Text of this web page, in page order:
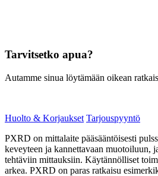
Tarvitsetko apua?
Autamme sinua löytämään oikean
Huolto & Korjaukset Tarjouspyyntö
PXRD on mittalaite pääsääntöisesti
keveyteen ja kannettavaan muotoiluun,
tehtäviin mittauksiin. Käytännölliset
arkea. PXRD on paras ratkaisu